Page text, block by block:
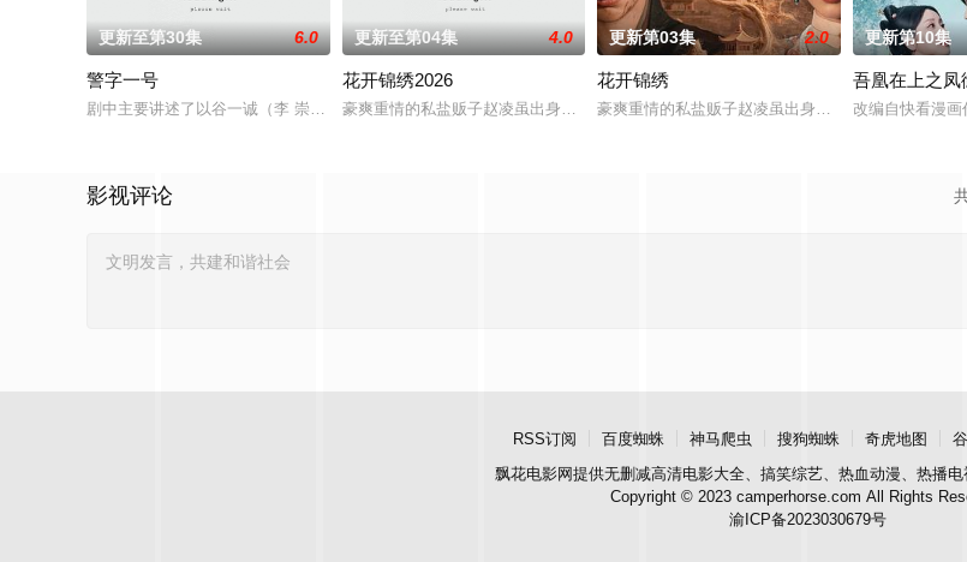
更新至第30集 6.0
警字一号
剧中主要讲述了以谷一诚（李 崇霄饰演）为代表的冀北市公安刑警用自己 的超凡的智慧与过人的勇气，屡破奇案、勇 擒元凶的
更新至第04集 4.0
花开锦绣2026
豪爽重情的私盐贩子赵凌虽出身草莽，却心怀壮志，他结识了遭人诬陷私通的世家名媛小
更新第03集 2.0
花开锦绣
豪爽重情的私盐贩子赵凌虽出身草莽，却心怀壮志
更新第10集
吾凰在上之凤
改编自快看漫
影视评论
RSS订阅 百度蜘蛛 神马爬虫 搜狗蜘蛛 奇虎地图
飘花电影网提供无删减高清电影大全、搞笑综艺、热血动漫、热播
Copyright © 2023 camperhorse.com All Rights
渝ICP备2023030679号